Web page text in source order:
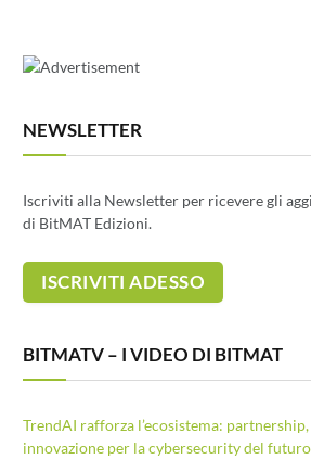
NEWSLETTER
Iscriviti alla Newsletter per ricevere gli
di BitMAT Edizioni.
BITMATV – I VIDEO DI BITMAT
TrendAI rafforza l’ecosistema:
innovazione per la cybersecurity del futuro